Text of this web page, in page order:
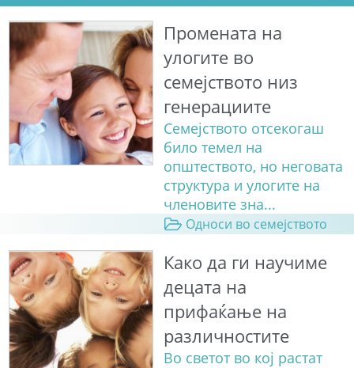
Промената на
улогите во
семејството низ
генерациите
Семејството отсекогаш
било темел на
општеството, но неговата
структура и улогите на
членовите зна...
Односи во семејството
Како да ги научиме
децата на
прифаќање на
различностите
Во светот во кој растат